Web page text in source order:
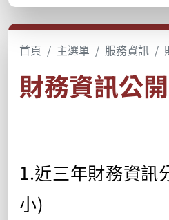
首頁 主選單 服務資訊
財務資訊公開
1.近三年財務資訊
小)